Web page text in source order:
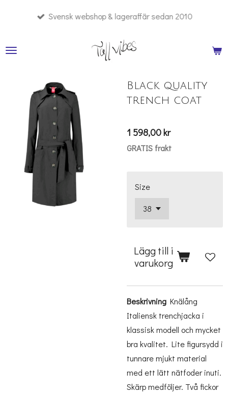
Svensk webshop & lageraffär sedan 2010
Black quality
trench coat
1 598,00 kr
GRATIS frakt
Size
Lägg till i
varukorg
Beskrivning Knälång
Italiensk trenchjacka i
klassisk modell och mycket
bra kvalitet. Lite figursydd i
tunnare mjukt material
med ett lätt nätfoder inuti.
Skärp medföljer. Två fickor